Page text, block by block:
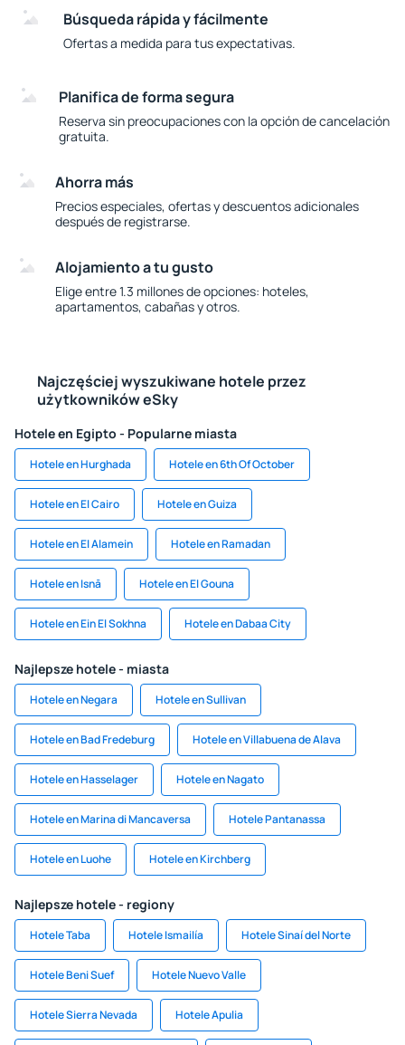
Búsqueda rápida y fácilmente
Ofertas a medida para tus expectativas.
Planifica de forma segura
Reserva sin preocupaciones con la opción de cancelación
gratuita.
Ahorra más
Precios especiales, ofertas y descuentos adicionales
después de registrarse.
Alojamiento a tu gusto
Elige entre 1.3 millones de opciones: hoteles,
apartamentos, cabañas y otros.
Najczęściej wyszukiwane hotele przez
użytkowników eSky
Hotele en Egipto - Popularne miasta
Hotele en Hurghada Hotele en 6th Of October
Hotele en El Cairo Hotele en Guiza
Hotele en El Alamein Hotele en Ramadan
Hotele en Isnā Hotele en El Gouna
Hotele en Ein El Sokhna Hotele en Dabaa City
Najlepsze hotele - miasta
Hotele en Negara Hotele en Sullivan
Hotele en Bad Fredeburg Hotele en Villabuena de Alava
Hotele en Hasselager Hotele en Nagato
Hotele en Marina di Mancaversa Hotele Pantanassa
Hotele en Luohe Hotele en Kirchberg
Najlepsze hotele - regiony
Hotele Taba Hotele Ismailía Hotele Sinaí del Norte
Hotele Beni Suef Hotele Nuevo Valle
Hotele Sierra Nevada Hotele Apulia